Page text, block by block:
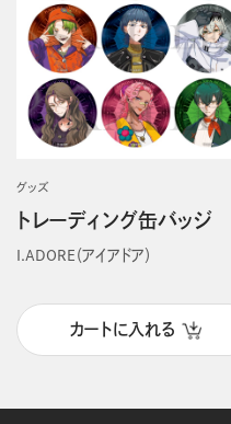
グッズ
トレーディング缶バッジ
I.ADORE（アイアドア）
カートに入れる